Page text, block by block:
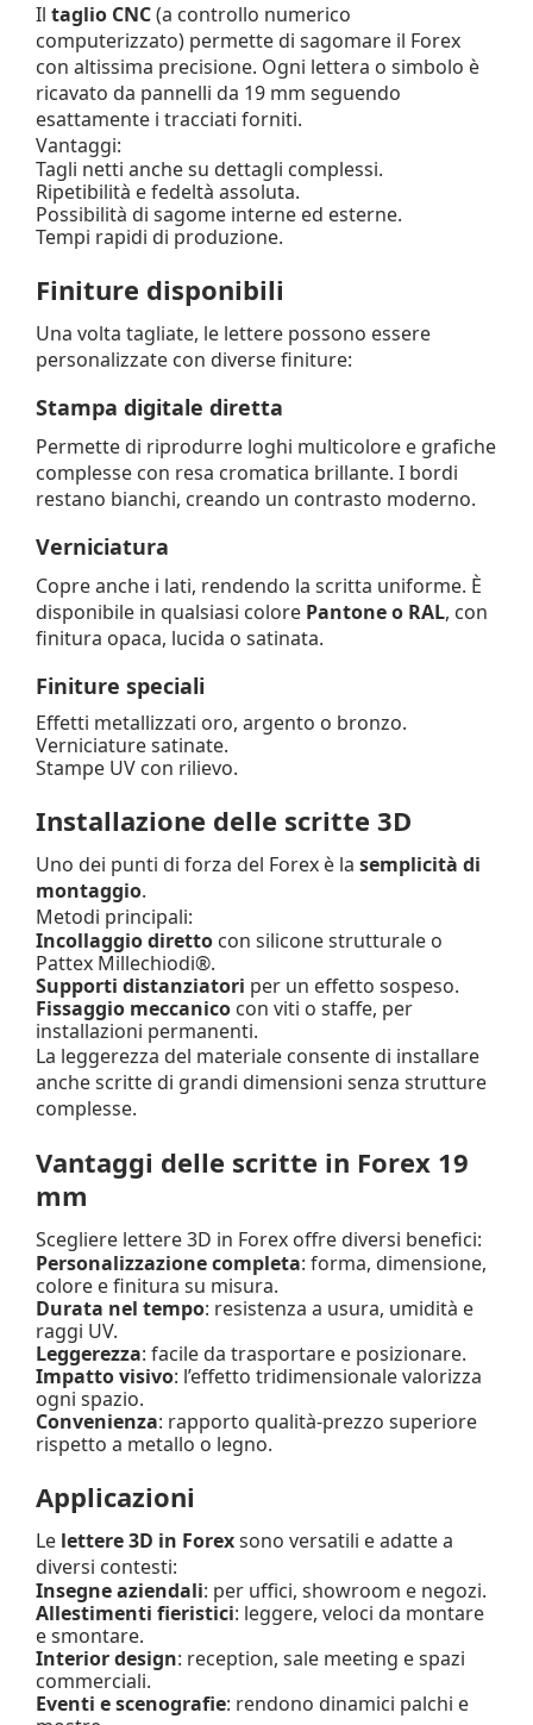
Il taglio CNC(a controllo numerico
computerizzato) permette di sagomare il Forex
con altissima precisione. Ogni lettera o simbolo è
ricavato da pannelli da 19 mm seguendo
esattamente i tracciati forniti.
Vantaggi:
Tagli netti anche su dettagli complessi.
Ripetibilità e fedeltà assoluta.
Possibilità di sagome interne ed esterne.
Tempi rapidi di produzione.
Finiture disponibili
Una volta tagliate, le lettere possono essere
personalizzate con diverse finiture:
Stampa digitale diretta
Permette di riprodurre loghi multicolore e grafiche
complesse con resa cromatica brillante. I bordi
restano bianchi, creando un contrasto moderno.
Verniciatura
Copre anche i lati, rendendo la scritta uniforme. È
disponibile in qualsiasi colore Pantone o RAL, con
finitura opaca, lucida o satinata.
Finiture speciali
Effetti metallizzati oro, argento o bronzo.
Verniciature satinate.
Stampe UV con rilievo.
Installazione delle scritte 3D
Uno dei punti di forza del Forex è la semplicità di
montaggio.
Metodi principali:
Incollaggio diretto con silicone strutturale o
Pattex Millechiodi®.
Supporti distanziatori per un effetto sospeso.
Fissaggio meccanico con viti o staffe, per
installazioni permanenti.
La leggerezza del materiale consente di installare
anche scritte di grandi dimensioni senza strutture
complesse.
Vantaggi delle scritte in Forex 19
mm
Scegliere lettere 3D in Forex offre diversi benefici:
Personalizzazione completa: forma, dimensione,
colore e finitura su misura.
Durata nel tempo: resistenza a usura, umidità e
raggi UV.
Leggerezza: facile da trasportare e posizionare.
Impatto visivo: l’effetto tridimensionale valorizza
ogni spazio.
Convenienza: rapporto qualità-prezzo superiore
rispetto a metallo o legno.
Applicazioni
Le lettere 3D in Forexsono versatili e adatte a
diversi contesti:
Insegne aziendali: per uffici, showroom e negozi.
Allestimenti fieristici: leggere, veloci da montare
e smontare.
Interior design: reception, sale meeting e spazi
commerciali.
Eventi e scenografie: rendono dinamici palchi e